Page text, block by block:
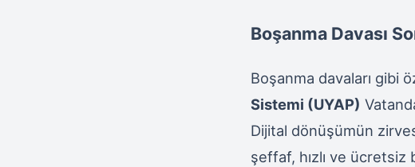
Boşanma Davası
Boşanma davaları gibi
Sistemi (UYAP)
Dijital dönüşümün
şeffaf, hızlı ve ücretsiz